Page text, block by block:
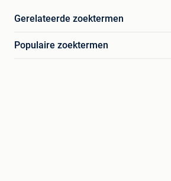
Gerelateerde zoektermen
Populaire zoektermen